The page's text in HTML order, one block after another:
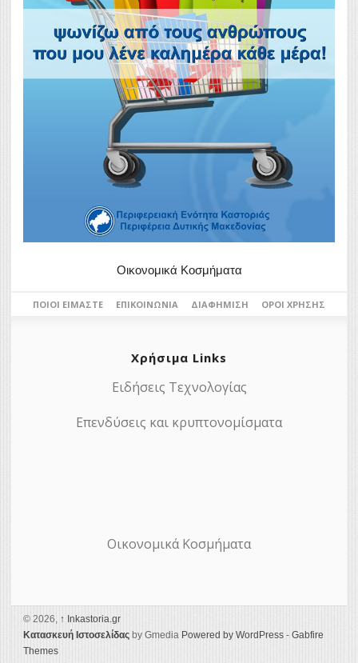
Οικονομικά Κοσμήματα
ΠΟΙΟΙ ΕΊΜΑΣΤΕ ΕΠΙΚΟΙΝΩΝΊΑ ΔΙΑΦΉΜΙΣΗ ΌΡΟΙ ΧΡΉΣΗΣ
Χρήσιμα Links
Ειδήσεις Τεχνολογίας
Επενδύσεις και κρυπτονομίσματα
Οικονομικά Κοσμήματα
© 2026, ↑ Ιnkastoria.gr
Κατασκευή Ιστοσελίδας by Gmedia Powered by WordPress - Gabfire
Themes